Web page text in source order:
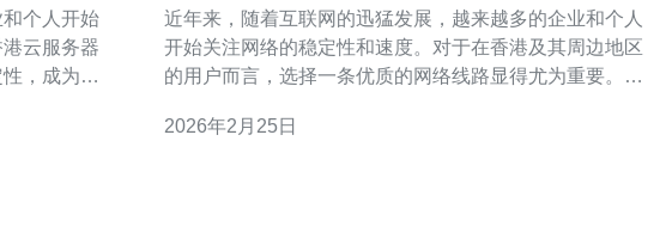
个人开始
云服务器
，成为了
面临的问
近年来，随着互联网的迅猛发展，越来越多的企业和个人
开始关注网络的稳定性和速度。对于在香港及其周边地区
的用户而言，选择一条优质的网络线路显得尤为重要。香
独特的优势和卓越的性能吸引了众多用户的关注。本文将
2026年2月25日